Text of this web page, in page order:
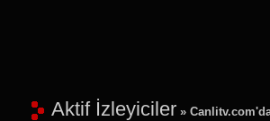
Aktif İzleyiciler »